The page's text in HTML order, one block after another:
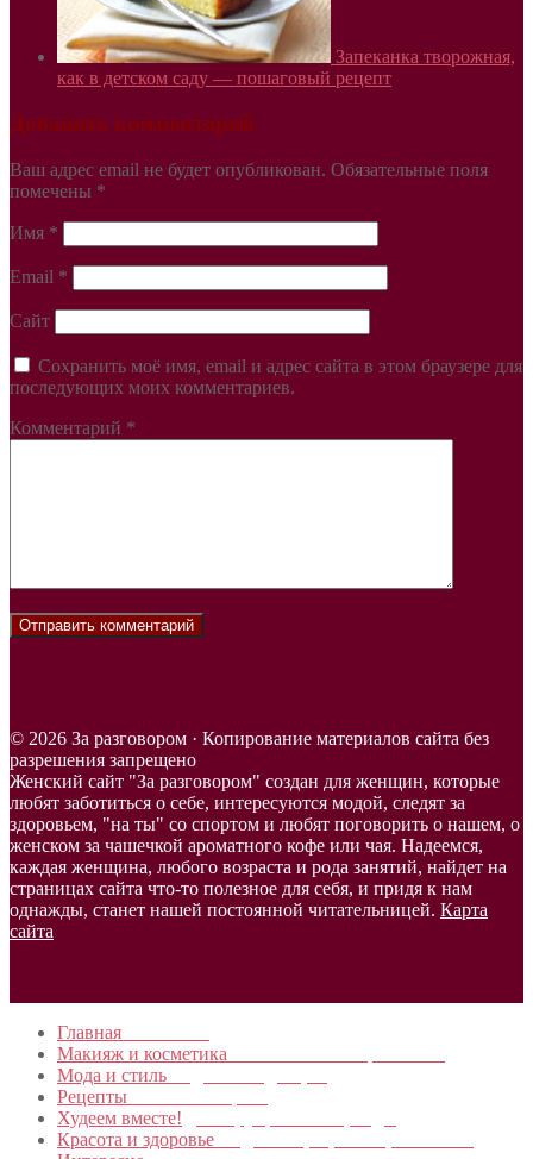
Запеканка творожная,
как в детском саду — пошаговый рецепт
Добавить комментарий
Ваш адрес email не будет опубликован. Обязательные поля
помечены *
Имя *
Email *
Сайт
Сохранить моё имя, email и адрес сайта в этом браузере для
последующих моих комментариев.
Комментарий *
© 2026 За разговором · Копирование материалов сайта без
разрешения запрещено
Женский сайт "За разговором" создан для женщин, которые
любят заботиться о себе, интересуются модой, следят за
здоровьем, "на ты" со спортом и любят поговорить о нашем, о
женском за чашечкой ароматного кофе или чая. Надеемся,
каждая женщина, любого возраста и рода занятий, найдет на
страницах сайта что-то полезное для себя, и придя к нам
однажды, станет нашей постоянной читательницей. Карта
сайта
Главная
Макияж и косметика
Мода и стиль
Рецепты
Худеем вместе!
Красота и здоровье